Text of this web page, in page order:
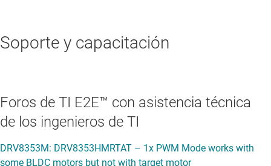
Soporte y capacitación
Foros de TI E2E™ con asistencia técnica
de los ingenieros de TI